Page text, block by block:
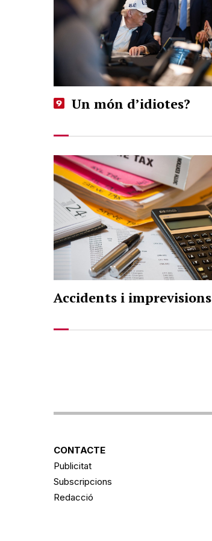
Un món d’idiotes?
Accidents i imprevisions
CONTACTE
Publicitat
Subscripcions
Redacció